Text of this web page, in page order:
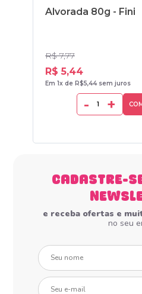
Alvorada 80g - Fini
R$ 7,77
R$ 5,44
Em 1x de R$5,44 sem juros
- +
CADASTRE-
e receba ofertas e
no seu
Seu nome
Seu e-mail